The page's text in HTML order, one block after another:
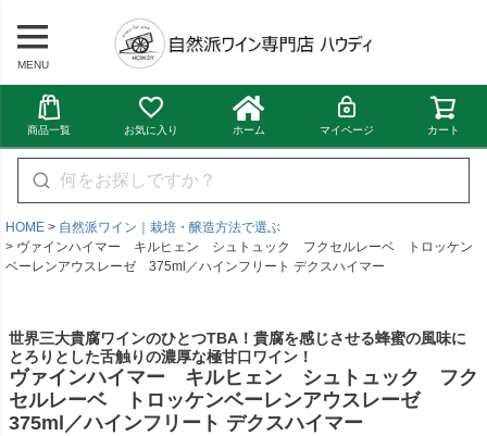
MENU
商品一覧 お気に入り ホーム マイページ カート
HOME
自然派ワイン｜栽培・醸造方法で選ぶ
ヴァインハイマー キルヒェン シュトュック フクセルレーベ トロッケン
ベーレンアウスレーゼ 375ml／ハインフリート デクスハイマー
世界三大貴腐ワインのひとつTBA！貴腐を感じさせる蜂蜜の風味に
とろりとした舌触りの濃厚な極甘口ワイン！
ヴァインハイマー キルヒェン シュトュック フク
セルレーベ トロッケンベーレンアウスレーゼ
375ml／ハインフリート デクスハイマー